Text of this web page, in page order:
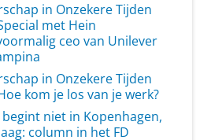
in Onzekere Tijden
met Hein
ceo van Unilever
in Onzekere Tijden
kom je los van je werk?
begint niet in Kopenhagen,
column in het FD